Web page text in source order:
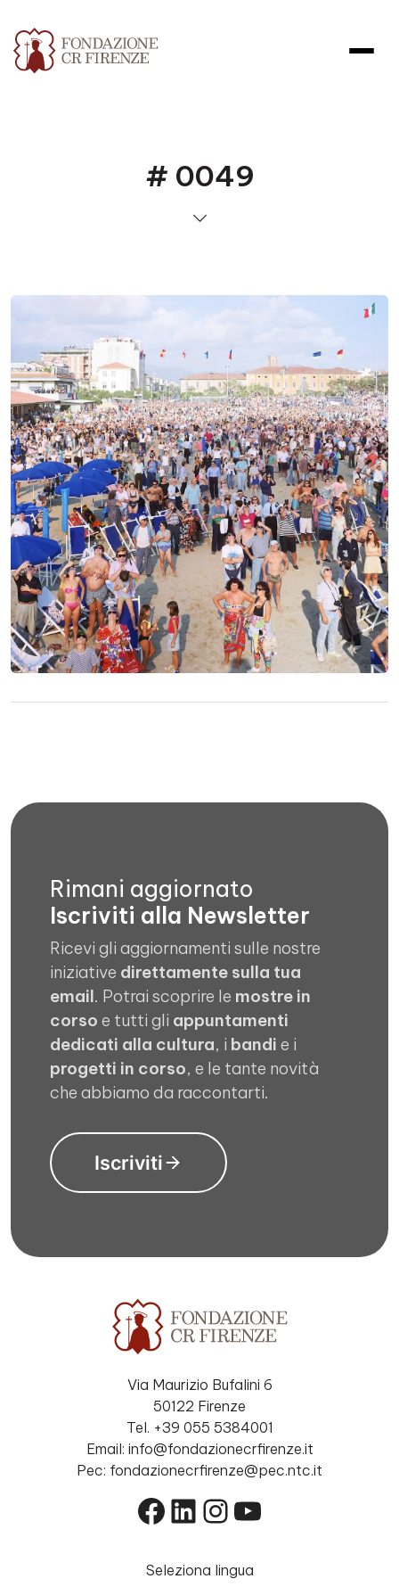
# 0049
Rimani aggiornato
Iscriviti alla Newsletter
Ricevi gli aggiornamenti sulle nostre
iniziative direttamente sulla tua
email. Potrai scoprire le mostre in
corso e tutti gli appuntamenti
dedicati alla cultura, i bandi e i
progetti in corso, e le tante novità
che abbiamo da raccontarti.
Iscriviti
Via Maurizio Bufalini 6
50122 Firenze
Tel. +39 055 5384001
Email: info@fondazionecrfirenze.it
Pec: fondazionecrfirenze@pec.ntc.it
Facebook
LinkedIn
Instagram
YouTube
Seleziona lingua